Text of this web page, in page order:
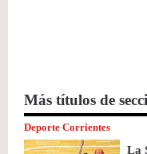
Más títulos de
Deporte Corrientes
La